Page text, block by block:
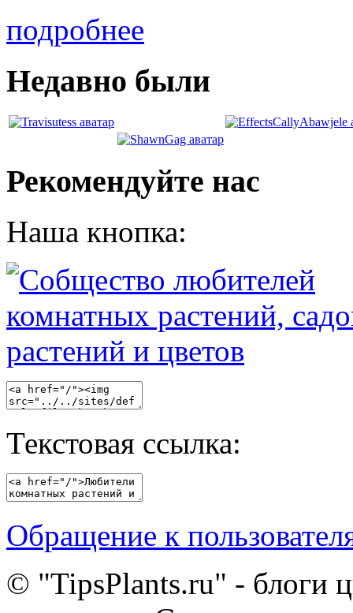
подробнее
Недавно были
Рекомендуйте нас
Наша кнопка:
Текстовая ссылка:
Обращение к
© "TipsPlants.ru" - блоги